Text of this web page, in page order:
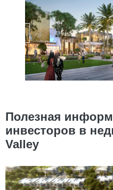
Полезная
инвесторов в
Valley